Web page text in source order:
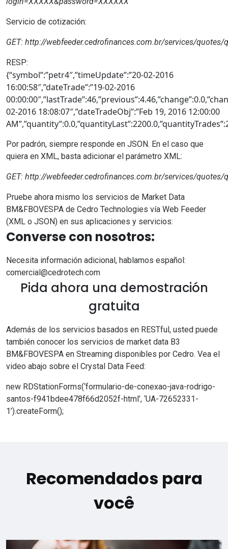
Servicio de cotización:
GET: http://webfeeder.cedrofinances.com.br/services/quotes/
RESP:
{“symbol”:”petr4″,”timeUpdate”:”20-02-2016
16:00:58″,”dateTrade”:”19-02-2016
02-2016 18:08:07″,”dateTradeObj”:”Feb 19, 2016 12:00:00
Por padrón, siempre responde en JSON. En el caso que
quiera en XML, basta adicionar el parámetro XML:
GET: http://webfeeder.cedrofinances.com.br/services/quotes/
Pruebe ahora mismo los servicios de Market Data
BM&FBOVESPA de Cedro Technologies vía Web Feeder
(XML o JSON) en sus aplicaciones y servicios:
Converse con nosotros:
Necesita información adicional, hablamos español:
comercial@cedrotech.com
Pida ahora una demostración
gratuita
Además de los servicios basados en RESTful, usted puede
también conocer los servicios de market data B3
BM&FBOVESPA en Streaming disponibles por Cedro. Vea el
video abajo sobre el Crystal Data Feed:
new RDStationForms(‘formulario-de-conexao-java-rodrigo-
santos-f941bdee478f66d2052f-html’, ‘UA-72652331-
1’).createForm();
Recomendados para
você